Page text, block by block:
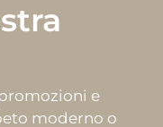
e
moderno o